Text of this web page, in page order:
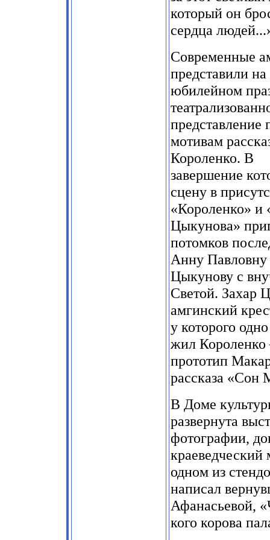
который он
сердца
Современные
представили на
юбилейном
представление
мотивам
Короленко. В
завершение
сцену в
«Короленко» и
Цыкунова»
потомков
Анну Павловну
Цыкунову с
Светой. Захар
амгинский
у которого
жил
прототип
рассказа «Сон
В Доме
развернута
фотографии,
одном из
написал
Афанасьевой,
кого корова